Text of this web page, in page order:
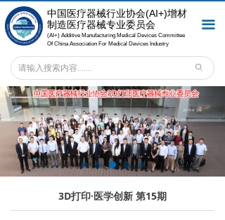
中国医疗器械行业协会(AI+)增材
制造医疗器械专业委员会
(AI+) Additive Manufacturing Medical Devices Committee
Of China Association For Medical Devices Industry
끀
首页
关于专委会
会员之窗
新闻中心
专委会服务
法规标准
ꄙ
3D打印·医学创新 第15期